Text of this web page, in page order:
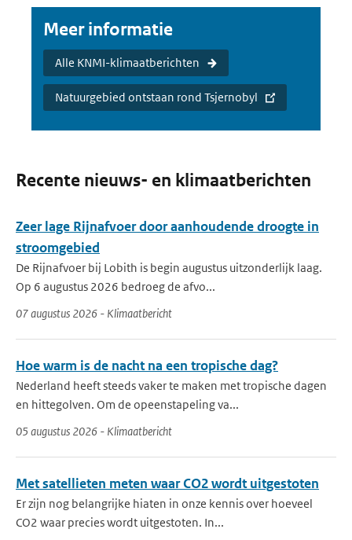
Meer informatie
Alle KNMI-klimaatberichten
Natuurgebied ontstaan rond Tsjernobyl
Recente nieuws- en klimaatberichten
Zeer lage Rijnafvoer door aanhoudende droogte in
stroomgebied
De Rijnafvoer bij Lobith is begin augustus uitzonderlijk laag.
Op 6 augustus 2026 bedroeg de afvo...
07 augustus 2026 - Klimaatbericht
Hoe warm is de nacht na een tropische dag?
Nederland heeft steeds vaker te maken met tropische dagen
en hittegolven. Om de opeenstapeling va...
05 augustus 2026 - Klimaatbericht
Met satellieten meten waar CO2 wordt uitgestoten
Er zijn nog belangrijke hiaten in onze kennis over hoeveel
CO2 waar precies wordt uitgestoten. In...